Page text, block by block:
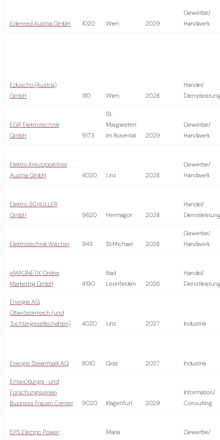
Edenred Austria GmbH 1020 Wien 2029
Gewerbe/
Handwerk
Eduscho (Austria)
GmbH
1110 Wien 2028
Handel/
EGR Elektrotechnik
GmbH
9173
St.
Margareten
im Rosental
2029
Gewerbe/
Handwerk
Elektro Kreutzpointner
Austria GmbH
4020 Linz 2028
Gewerbe/
Handwerk
Elektro SCHULLER
GmbH
9620 Hermagor 2028
Handel/
Elektrotechnik Wischer 9411 St.Michael 2028
Gewerbe/
Handwerk
eMAGNETIX Online
Marketing GmbH
4190
Bad
Leonfelden
2026
Handel/
Energie AG
Oberösterreich (und
Tochtergesellschaften)
4020 Linz 2027 Industrie
Energie Steiermark AG 8010 Graz 2027 Industrie
Entwicklungs- und
Forschungsverein
Business Frauen Center
9020 Klagenfurt 2029
Information/
Consulting
EPS Electric Power
Maria
Gewerbe/